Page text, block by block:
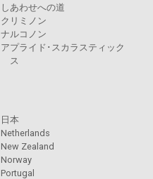
しあわせへの道
クリミノン
ナルコノン
アプライド･スカラスティック
ス
日本
Netherlands
New Zealand
Norway
Portugal